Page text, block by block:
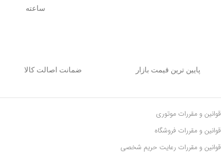
ساعته
پایین ترین قیمت بازار ضمانت اصالت کالا
قوانین و مقررات موتوری
قوانین و مقررات فروشگاه
قوانین و مقررات رعايت حريم شخصی